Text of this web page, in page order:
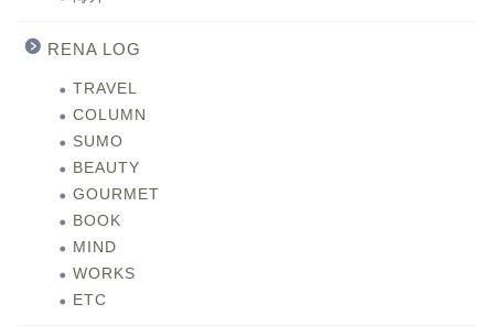
RENA LOG
TRAVEL
COLUMN
SUMO
BEAUTY
GOURMET
BOOK
MIND
WORKS
ETC